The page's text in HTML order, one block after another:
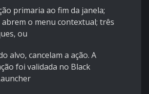
primaria ao fim da janela;
o menu contextual; três
ou
alvo, cancelam a ação. A
foi validada no Black